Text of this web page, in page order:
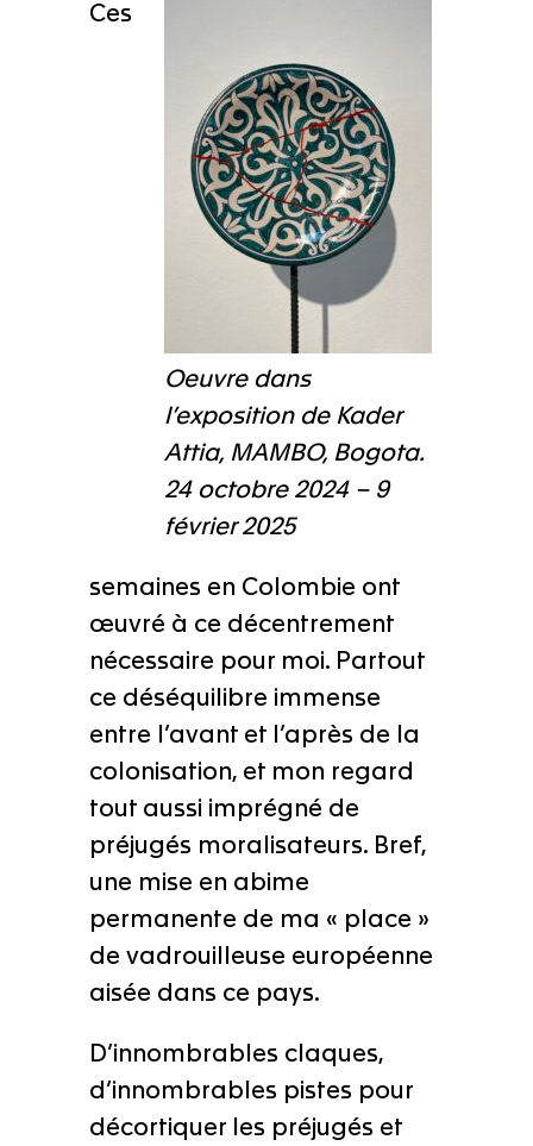
Oeuvre dans
l’exposition de Kader
Attia, MAMBO, Bogota.
24 octobre 2024 – 9
février 2025
Ces
semaines en Colombie ont
œuvré à ce décentrement
nécessaire pour moi. Partout
ce déséquilibre immense
entre l’avant et l’après de la
colonisation, et mon regard
tout aussi imprégné de
préjugés moralisateurs. Bref,
une mise en abime
permanente de ma « place »
de vadrouilleuse européenne
aisée dans ce pays.
D’innombrables claques,
d’innombrables pistes pour
décortiquer les préjugés et